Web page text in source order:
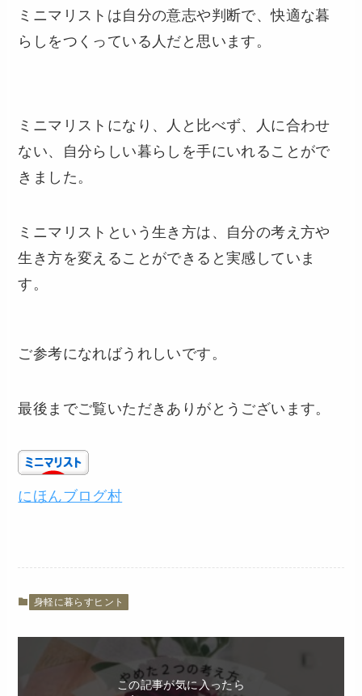
ミニマリストは自分の意志や判断で、快適な暮
らしをつくっている人だと思います。
ミニマリストになり、人と比べず、人に合わせ
ない、自分らしい暮らしを手にいれることがで
きました。
ミニマリストという生き方は、自分の考え方や
生き方を変えることができると実感していま
す。
ご参考になればうれしいです。
最後までご覧いただきありがとうございます。
にほんブログ村
身軽に暮らすヒント
この記事が気に入ったら